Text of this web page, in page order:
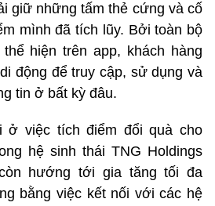
giữ những tấm thẻ cứng và cố
mình đã tích lũy. Bởi toàn bộ
hiện trên app, khách hàng
động để truy cập, sử dụng và
tin ở bất kỳ đâu.
ở việc tích điểm đổi quà cho
hệ sinh thái TNG Holdings
hướng tới gia tăng tối đa
bằng việc kết nối với các hệ